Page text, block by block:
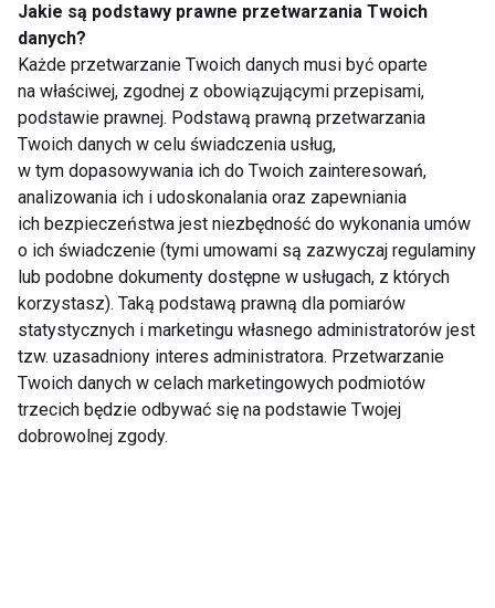
Jak wygrać z upałem
podczas biegania?
Ciekawe korzyści z
biegania, o których
mogłeś nie słyszeć
Asics GEL-PULSE 14
vs. GT-1000 12 -
wybór butów do
biegania dostosowany
Jak prawidłowo
zacząć biegać na
wiosnę?
Jakie są podstawy prawne przetwarzania Twoich
danych?
Każde przetwarzanie Twoich danych musi być oparte
na właściwej, zgodnej z obowiązującymi przepisami,
podstawie prawnej. Podstawą prawną przetwarzania
Twoich danych w celu świadczenia usług,
w tym dopasowywania ich do Twoich zainteresowań,
analizowania ich i udoskonalania oraz zapewniania
ich bezpieczeństwa jest niezbędność do wykonania umów
o ich świadczenie (tymi umowami są zazwyczaj regulaminy
lub podobne dokumenty dostępne w usługach, z których
korzystasz). Taką podstawą prawną dla pomiarów
statystycznych i marketingu własnego administratorów jest
tzw. uzasadniony interes administratora. Przetwarzanie
Twoich danych w celach marketingowych podmiotów
trzecich będzie odbywać się na podstawie Twojej
dobrowolnej zgody.